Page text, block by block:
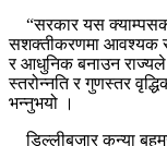
“सरकार यस क्याम्पसको
सशक्तीकरणमा आवश्यक
र आधुनिक बनाउन राज्यले
स्तरोन्नति र गुणस्तर
भन्नुभयो ।
डिल्लीबजार कन्या